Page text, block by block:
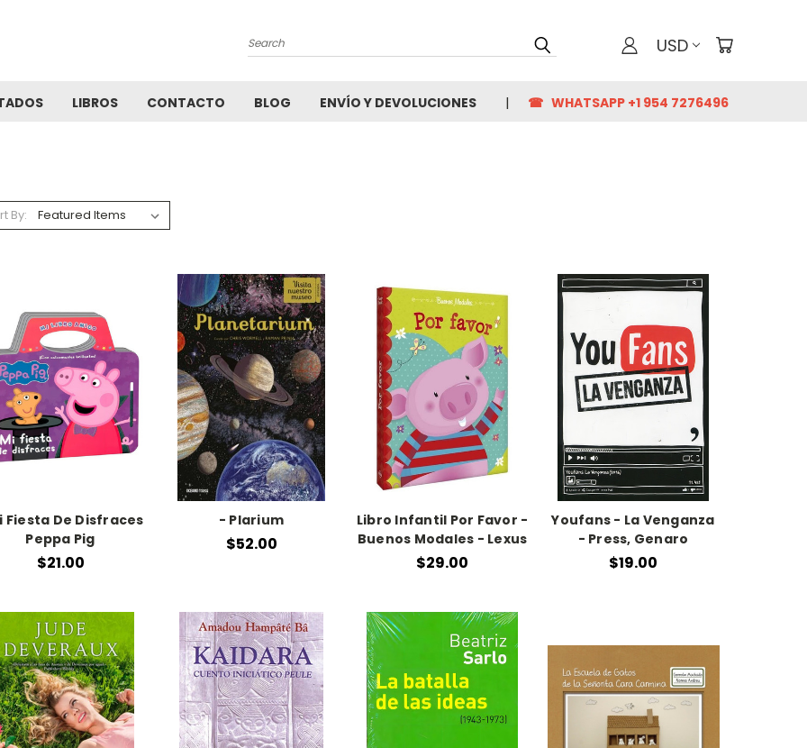
Search USD
LIBROS CONTACTO BLOG ENVÍO Y DEVOLUCIONES ☎ WHATSAPP +1 954 7276496
By:
Fiesta De Disfraces
Peppa Pig
$21.00
- Plarium
$52.00
Libro Infantil Por Favor -
Buenos Modales - Lexus
$29.00
Youfans - La Venganza
- Press, Genaro
$19.00